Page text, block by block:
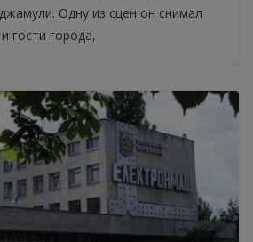
Одну из сцен он снимал
гости города,